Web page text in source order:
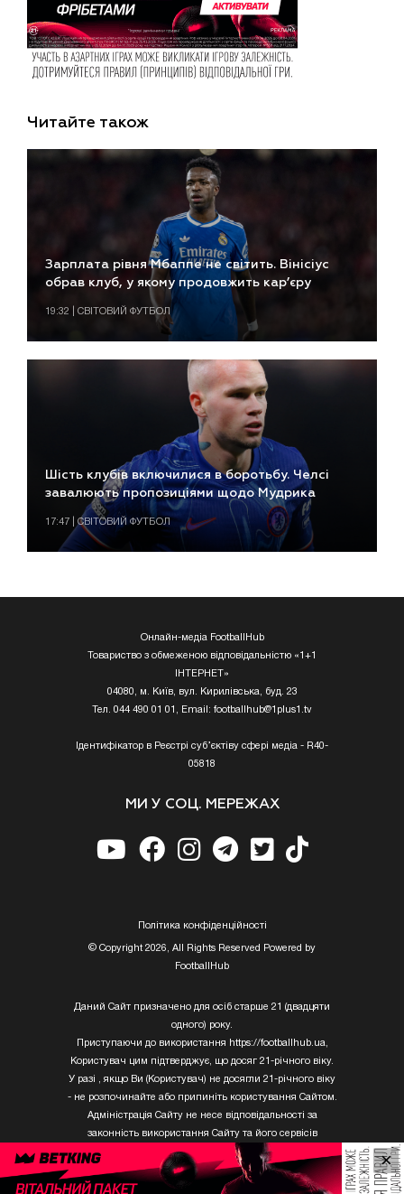
Читайте також
Зарплата рівня Мбаппе не світить. Вінісіус
обрав клуб, у якому продовжить кар’єру
19:32 | СВІТОВИЙ ФУТБОЛ
Шість клубів включилися в боротьбу. Челсі
завалюють пропозиціями щодо Мудрика
17:47 | СВІТОВИЙ ФУТБОЛ
Онлайн-медіа FootballHub
Товариство з обмеженою відповідальністю «1+1
ІНТЕРНЕТ»
04080, м. Київ, вул. Кирилівська, буд. 23
Тел. 044 490 01 01, Email: footballhub@1plus1.tv
Ідентифікатор в Реєстрі суб’єктіву сфері медіа - R40-
05818
МИ У СОЦ. МЕРЕЖАХ
Полiтика конфiденцiйностi
© Copyright 2026, All Rights Reserved Powered by
FootballHub
Даний Сайт призначено для осіб старше 21 (двадцяти
одного) року.
Приступаючи до використання https://footballhub.ua,
Користувач цим підтверджує, що досяг 21-річного віку.
У разі , якщо Ви (Користувач) не досягли 21-річного віку
- не розпочинайте або припиніть користування Сайтом.
Адміністрація Сайту не несе відповідальності за
законність використання Сайту та його сервісів
Користувачем, який не досяг 21-річного віку.
×